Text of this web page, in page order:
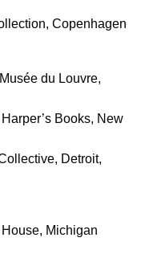
Copenhagen
du Louvre,
Harper’s Books, New
Detroit,
Michigan